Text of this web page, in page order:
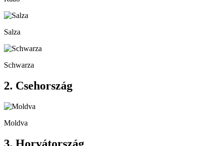
Salza
Schwarza
2. Csehország
Moldva